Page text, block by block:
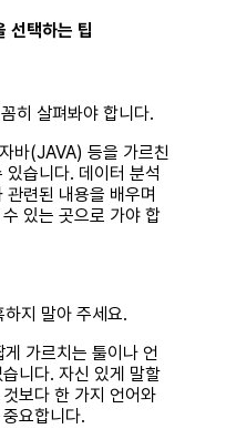
선택하는 팁
히 살펴봐야 합니다.
바(JAVA) 등을 가르친
있습니다. 데이터 분석
련된 내용을 배우며
있는 곳으로 가야 합
지 말아 주세요.
가르치는 툴이나 언
니다. 자신 있게 말할
보다 한 가지 언어와
요합니다.